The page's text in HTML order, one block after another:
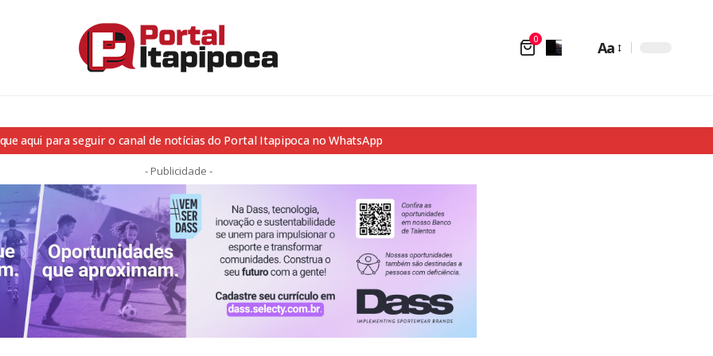
0 Aa
aqui para seguir o canal de notícias do Portal Itapipoca no WhatsApp
- Publicidade -